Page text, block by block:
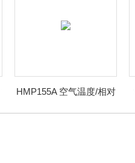
HMP155A 空气温度/相对